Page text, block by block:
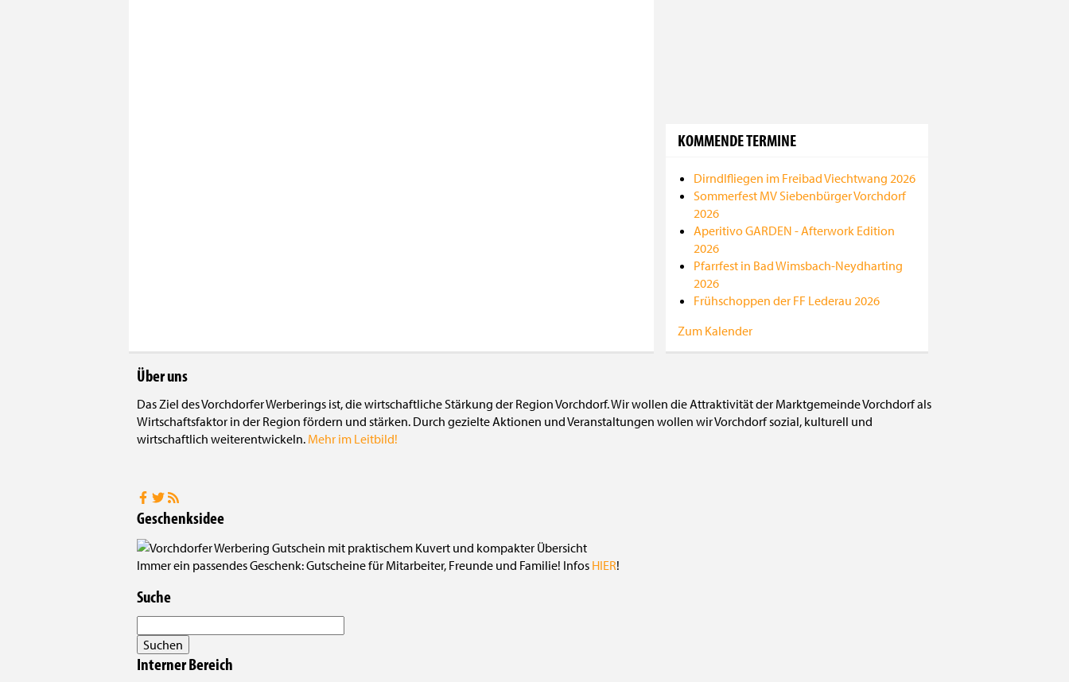
KOMMENDE TERMINE
Dirndlfliegen im Freibad Viechtwang 2026
Sommerfest MV Siebenbürger Vorchdorf
2026
Aperitivo GARDEN - Afterwork Edition
2026
Pfarrfest in Bad Wimsbach-Neydharting
2026
Frühschoppen der FF Lederau 2026
Zum Kalender
Über uns
Das Ziel des Vorchdorfer Werberings ist, die wirtschaftliche Stärkung der Region Vorchdorf. Wir wollen die Attraktivität der Marktgemeinde Vorchdorf als
Wirtschaftsfaktor in der Region fördern und stärken. Durch gezielte Aktionen und Veranstaltungen wollen wir Vorchdorf sozial, kulturell und
wirtschaftlich weiterentwickeln. Mehr im Leitbild!
Geschenksidee
Immer ein passendes Geschenk: Gutscheine für Mitarbeiter, Freunde und Familie! Infos HIER!
Suche
Interner Bereich